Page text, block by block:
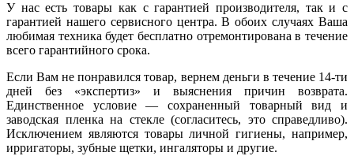
У нас есть товары как с гарантией производителя, так и с
гарантией нашего сервисного центра. В обоих случаях Ваша
любимая техника будет бесплатно отремонтирована в течение
всего гарантийного срока.
Если Вам не понравился товар, вернем деньги в течение 14-ти
дней без «экспертиз» и выяснения причин возврата.
Единственное условие — сохраненный товарный вид и
заводская пленка на стекле (согласитесь, это справедливо).
Исключением являются товары личной гигиены, например,
ирригаторы, зубные щетки, ингаляторы и другие.